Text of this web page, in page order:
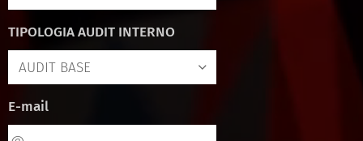
TIPOLOGIA AUDIT INTERNO
E-mail